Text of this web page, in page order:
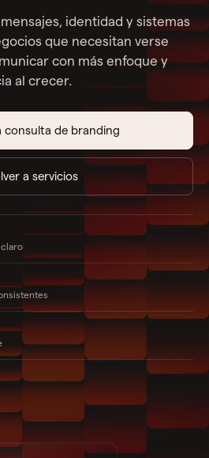
identidad y sistemas
que necesitan verse
con más enfoque y
al crecer.
consulta de branding
a servicios